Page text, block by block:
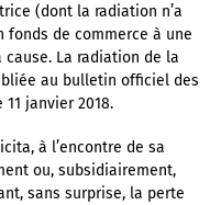
(dont la radiation n’a
fonds de commerce à une
La radiation de la
au bulletin officiel des
janvier 2018.
à l’encontre de sa
ou, subsidiairement,
sans surprise, la perte